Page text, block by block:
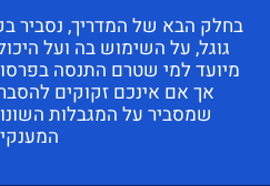
בחלק הבא של המדריך, נסביר
גוגל, על השימוש בה ועל
מיועד למי שטרם התנסה
אך אם אינכם זקוקים
שמסביר על המגבלות